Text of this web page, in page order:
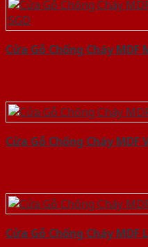
Cửa Gỗ Chống Cháy
Cửa Gỗ Chống Cháy MDF
Cửa Gỗ Chống Cháy MDF